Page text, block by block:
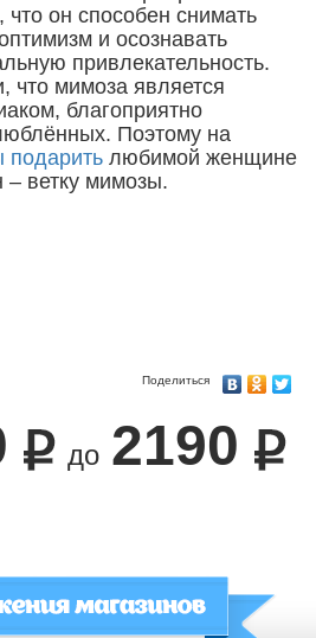
что он способен снимать
и осознавать
привлекательность.
что мимоза является
благоприятно
Поэтому на
подарить любимой женщине
– ветку мимозы.
Поделиться
до 2190